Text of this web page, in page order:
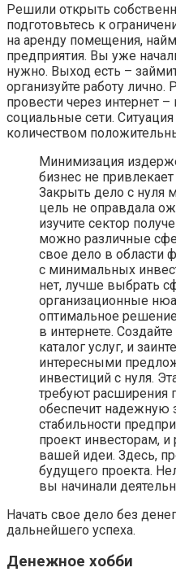
Решили открыть
подготовьтесь к
на аренду помещения,
предприятия. Вы уже
нужно. Выход есть –
организуйте работу
провести через интернет
социальные сети.
количеством
Минимизация
бизнес не
Закрыть дело с нуля
цель не оправдала
изучите сектор
можно различные
свое дело в области
с минимальных
нет, лучше выбрать
организационные
оптимальное
в интернете.
каталог услуг, и
интересными
инвестиций с нуля.
требуют расширения
обеспечит надежную
стабильности
проект инвесторам,
вашей идеи. Здесь,
будущего проекта.
вы начинали
Начать свое дело без
дальнейшего успеха.
Денежное хобби